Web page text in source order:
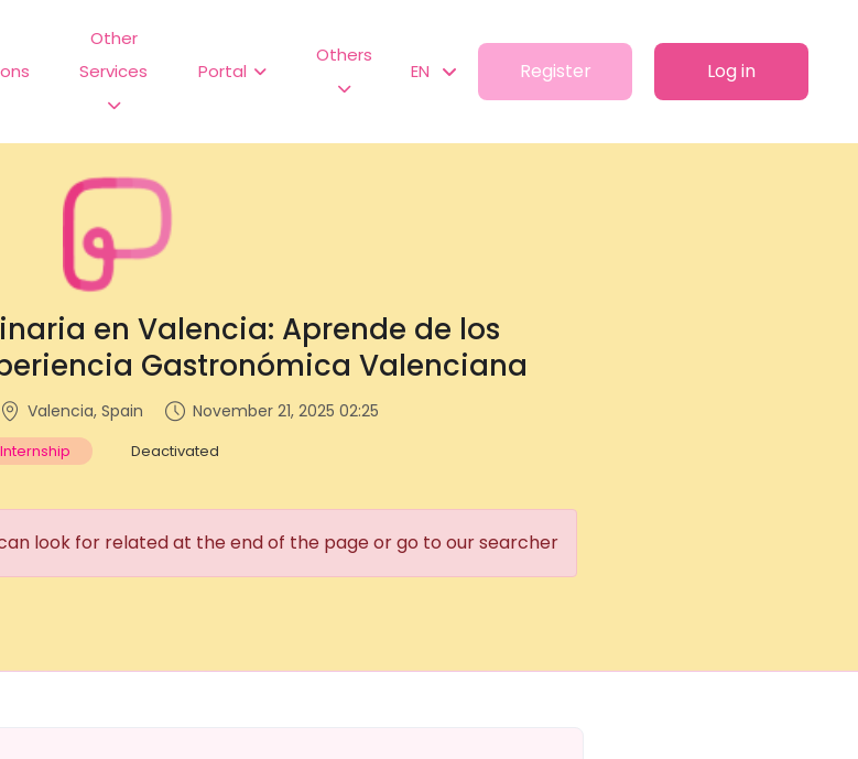
Other
Services
Portal
Others
EN Register Log in
en Valencia: Aprende de los
Gastronómica Valenciana
Valencia, Spain November 21, 2025 02:25
Internship Deactivated
look for related at the end of the page or go to our searcher